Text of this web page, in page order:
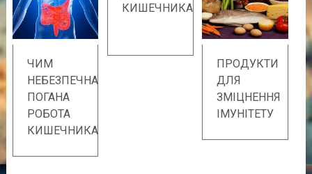
ЧИМ
НЕБЕЗПЕЧНА
ПОГАНА
РОБОТА
КИШЕЧНИКА
КИШЕЧНИКА
ПРОДУКТИ
ДЛЯ
ЗМІЦНЕННЯ
ІМУНІТЕТУ